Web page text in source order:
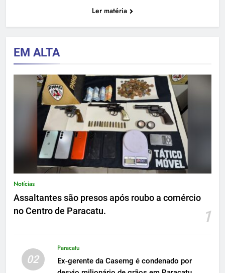
Ler matéria
EM ALTA
Notícias
Assaltantes são presos após roubo a comércio
no Centro de Paracatu.
1
02
Paracatu
Ex-gerente da Casemg é condenado por